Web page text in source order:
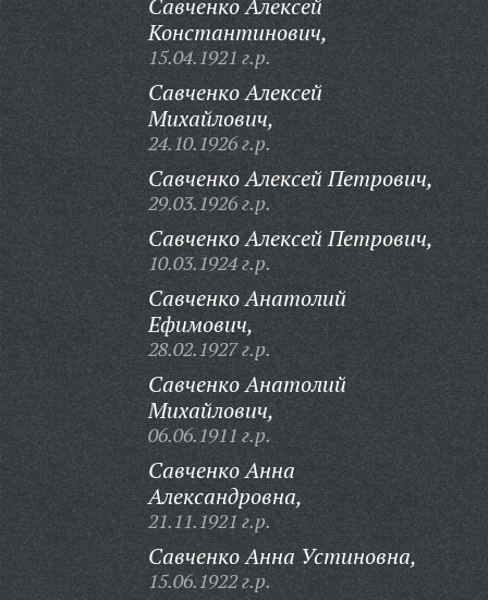
Савченко Алексей
Константинович,
15.04.1921 г.р.
Савченко Алексей
Михайлович,
24.10.1926 г.р.
Савченко Алексей Петрович,
29.03.1926 г.р.
Савченко Алексей Петрович,
10.03.1924 г.р.
Савченко Анатолий
Ефимович,
28.02.1927 г.р.
Савченко Анатолий
Михайлович,
06.06.1911 г.р.
Савченко Анна
Александровна,
21.11.1921 г.р.
Савченко Анна Устиновна,
15.06.1922 г.р.